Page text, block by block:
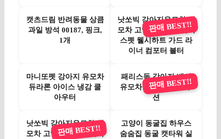
캣츠드림 반려동물 상큼
과일 방석 00187, 핑크,
1개
낫쏘빅 강아지유모차 개
모차 고양이유모차 해리
스펫 웰시하트 가드 라
이너 컴포터 볼터
판매 BEST!!
마니또펫 강아지 유모차
듀라론 아이스 냉감 쿨
아우터
패리스독 강아지 베어
유모차 일체형 가드 쿠
션
판매 BEST!!
낫쏘빅 강아지유모차 개
모차 고양이유모차 해리
판매 BEST!!
고양이 동굴집 하우스
숨숨집 동굴 캣타워 실